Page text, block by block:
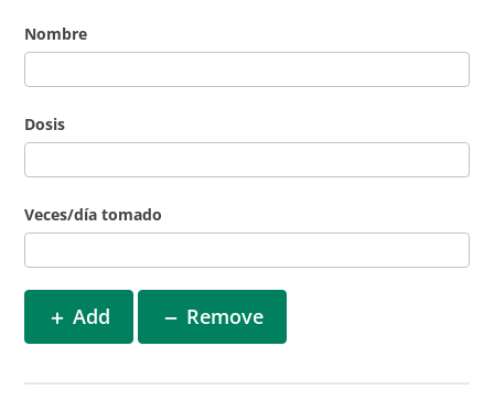
Nombre
Dosis
Veces/día tomado
Add Remove